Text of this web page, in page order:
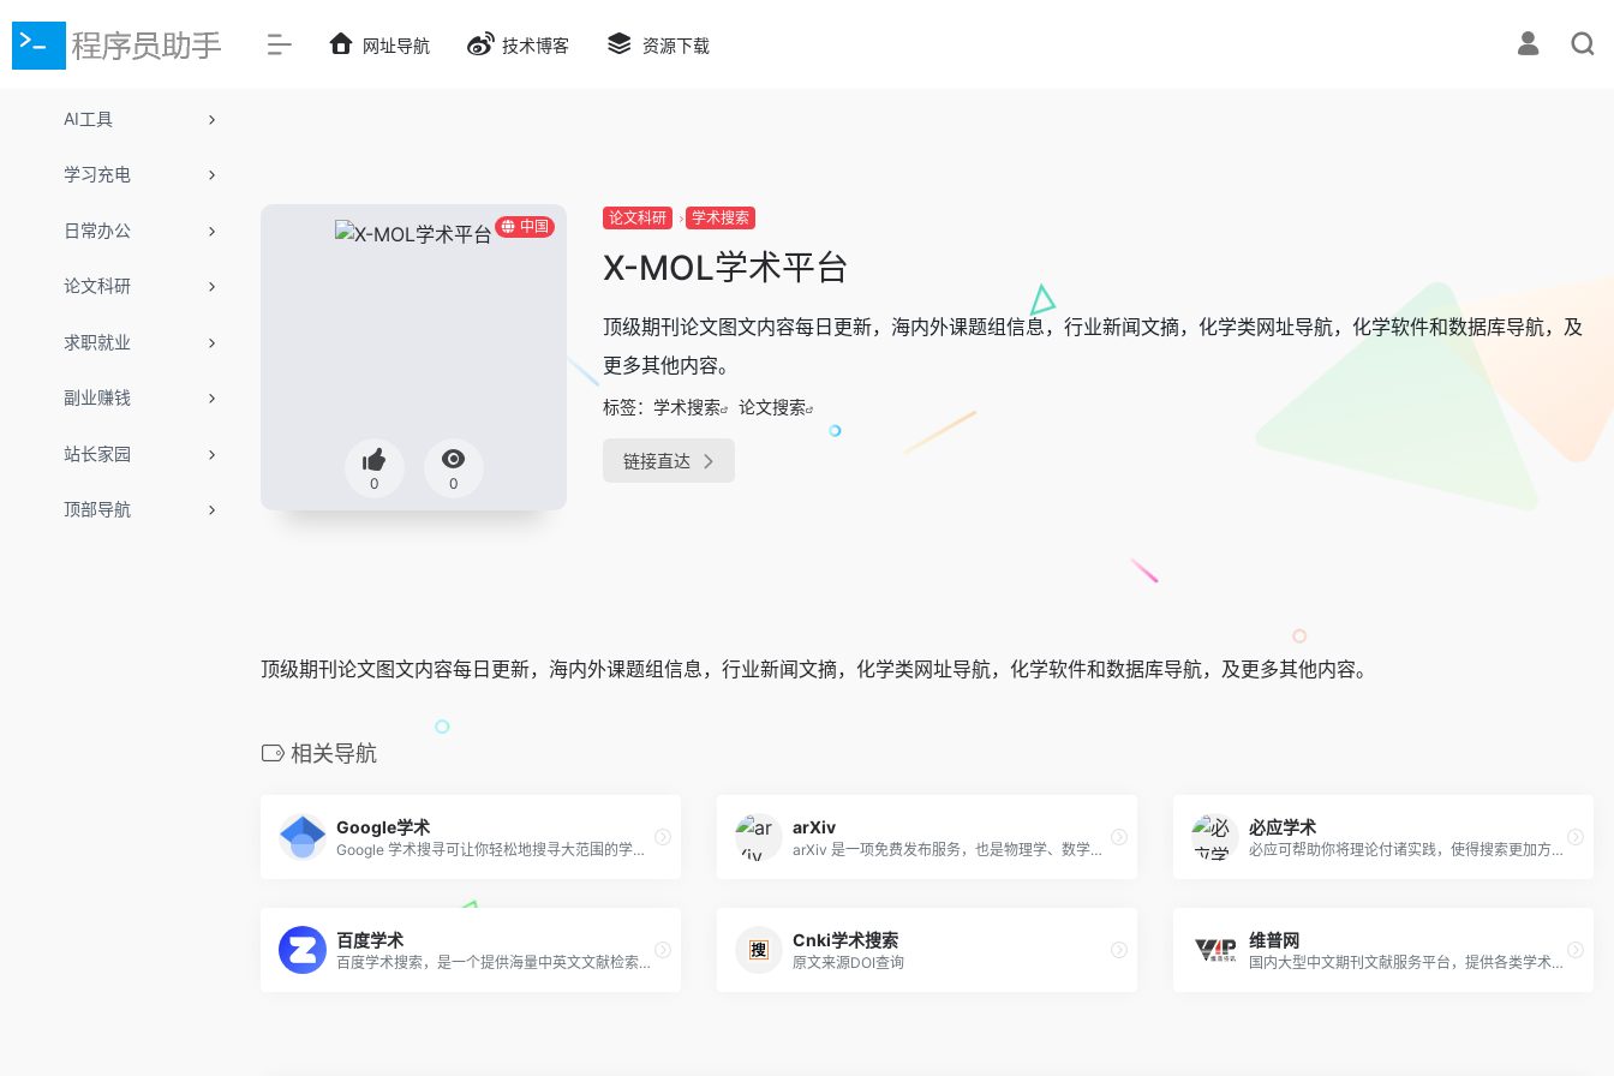
AI工具
学习充电
日常办公
论文科研
求职就业
副业赚钱
站长家园
顶部导航
网址导航 技术博客 资源下载
中国
0 0
论文科研 学术搜索
X-MOL学术平台
顶级期刊论文图文内容每日更新，海内外课题组信息，行业新闻文摘，化学类网址导航，化学软件和数据库导航，及
更多其他内容。
标签： 学术搜索 论文搜索
链接直达
顶级期刊论文图文内容每日更新，海内外课题组信息，行业新闻文摘，化学类网址导航，化学软件和数据库导航，及更多其他内容。
相关导航
Google学术
Google 学术搜寻可让你轻松地搜寻大范围的学术文献。你可以广泛搜寻多种学门和来源的文献，例如文章、论文、书籍、摘要以及法院判决理由。
arXiv
arXiv 是一项免费发布服务，也是物理学、数学、计算机科学领域近 240 万篇学术论文的开放存取档案库。
必应学术
必应可帮助你将理论付诸实践，使得搜索更加方便快捷，从而达到事半功倍的效果。
百度学术
百度学术搜索，是一个提供海量中英文文献检索的学术资源搜索平台，涵盖了各类学术期刊、学位、会议论文，旨在为国内外学者提供最好的科研体验。
Cnki学术搜索
原文来源DOI查询
维普网
国内大型中文期刊文献服务平台，提供各类学术论文、各类范文、中小学课件、教学资料等文献下载。网站主营业务包括论文检测服务、优先出版服务、论文选题下载，在线分享下载等。